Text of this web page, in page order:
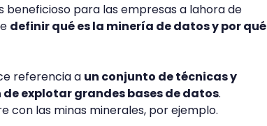
para las empresas a lahora de
definir qué es la minería de datos y por qué
referencia a un conjunto de técnicas y
explotar grandes bases de datos.
con las minas minerales, por ejemplo.